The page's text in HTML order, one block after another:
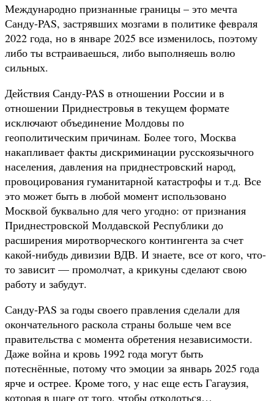
Международно признанные границы – это мечта
Санду-PAS, застрявших мозгами в политике февраля
2022 года, но в январе 2025 все изменилось, поэтому
либо ты встраиваешься, либо выполняешь волю
сильных.
Действия Санду-PAS в отношении России и в
отношении Приднестровья в текущем формате
исключают объединение Молдовы по
геополитическим причинам. Более того, Москва
накапливает факты дискриминации русскоязычного
населения, давления на приднестровский народ,
провоцирования гуманитарной катастрофы и т.д. Все
это может быть в любой момент использовано
Москвой буквально для чего угодно: от признания
Приднестровской Молдавской Республики до
расширения миротворческого контингента за счет
какой-нибудь дивизии ВДВ. И знаете, все от кого, что-
то зависит — промолчат, а крикуны сделают свою
работу и забудут.
Санду-PAS за годы своего правления сделали для
окончательного раскола страны больше чем все
правительства с момента обретения независимости.
Даже война и кровь 1992 года могут быть
потеснённые, потому что эмоции за январь 2025 года
ярче и острее. Кроме того, у нас еще есть Гагаузия,
которая в шаге от того, чтобы отколоться…